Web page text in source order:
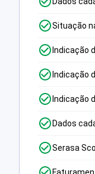
Situação
Indicação
Indicação
Indicação
Dados
Serasa